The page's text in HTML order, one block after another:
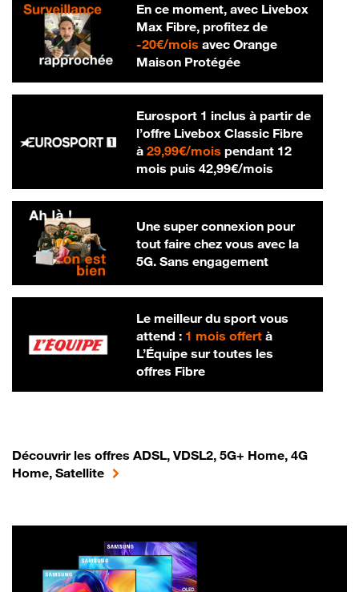
En ce moment, avec Livebox
Max Fibre, profitez de
-20€/mois20 € par mois
avec Orange
Maison Protégée
Eurosport 1 inclus à partir de
l’offre Livebox Classic Fibre
à 29,99€/mois29,99 € par mois
pendant 12
mois puis 42,99€/mois42,99 € par
Une super connexion pour
tout faire chez vous avec la
5G. Sans engagement
Le meilleur du sport vous
attend : 1 mois offertà
L’Équipe sur toutes les
offres Fibre
Découvrir les offres ADSL, VDSL2, 5G+ Home, 4G
Home, Satellite